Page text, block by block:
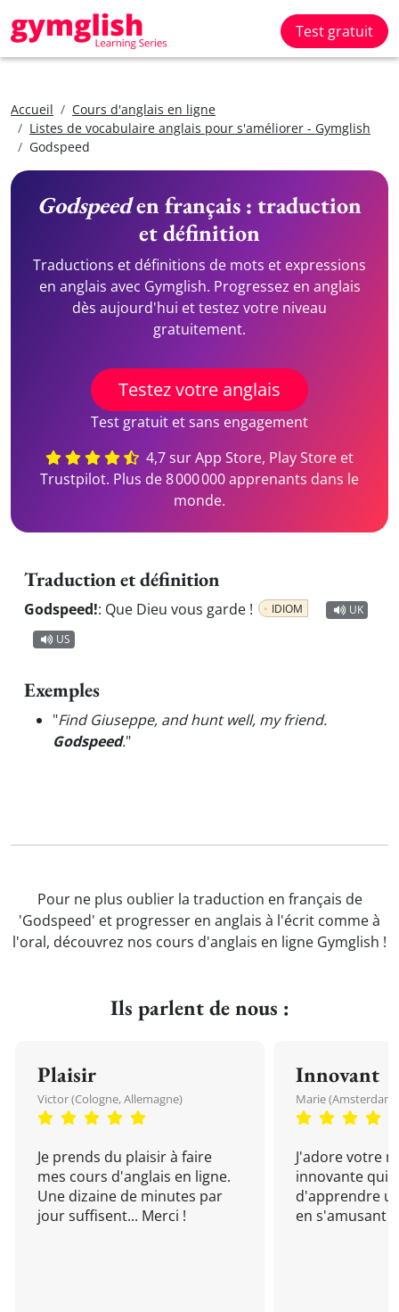
Test gratuit
Accueil
Cours d'anglais en ligne
Listes de vocabulaire anglais pour s'améliorer - Gymglish
Godspeed
Godspeeden français : traduction
et définition
Traductions et définitions de mots et expressions
en anglais avec Gymglish. Progressez en anglais
dès aujourd'hui et testez votre niveau
gratuitement.
Testez votre anglais
Test gratuit et sans engagement
4,7 sur App Store, Play Store et
Trustpilot. Plus de 8 000 000 apprenants dans le
monde.
Traduction et définition
Godspeed!: Que Dieu vous garde ! IDIOM
UK
US
Exemples
"Find Giuseppe, and hunt well, my friend.
Godspeed."
Pour ne plus oublier la traduction en français de
'Godspeed' et progresser en anglais à l'écrit comme à
l'oral, découvrez nos cours d'anglais en ligne Gymglish !
Ils parlent de nous :
Plaisir
Victor (Cologne, Allemagne)
Je prends du plaisir à faire
mes cours d'anglais en ligne.
Une dizaine de minutes par
jour suffisent... Merci !
Innovant
Marie (Amsterdam,
J'adore votre
innovante qui
d'apprendre
en s'amusant !